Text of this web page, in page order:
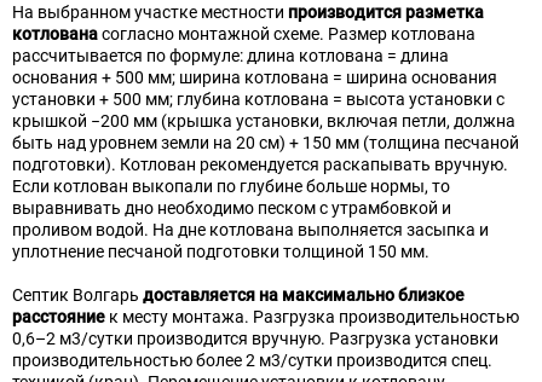
На выбранном участке местности производится разметка
котлованасогласно монтажной схеме. Размер котлована
рассчитывается по формуле: длина котлована = длина
основания + 500 мм; ширина котлована = ширина основания
установки + 500 мм; глубина котлована = высота установки с
крышкой −200 мм (крышка установки, включая петли, должна
быть над уровнем земли на 20 см) + 150 мм (толщина песчаной
подготовки). Котлован рекомендуется раскапывать вручную.
Если котлован выкопали по глубине больше нормы, то
выравнивать дно необходимо песком с утрамбовкой и
проливом водой. На дне котлована выполняется засыпка и
уплотнение песчаной подготовки толщиной 150 мм.
Септик Волгарь доставляется на максимально близкое
расстояние к месту монтажа. Разгрузка производительностью
0,6–2 м3/сутки производится вручную. Разгрузка установки
производительностью более 2 м3/сутки производится спец.